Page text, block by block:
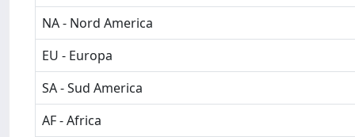
NA - Nord America
EU - Europa
SA - Sud America
AF - Africa